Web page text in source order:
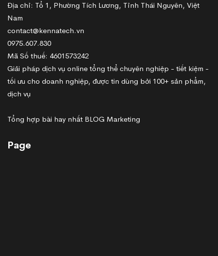
Địa chỉ: Tổ 1, Phường Tích Lương, Tỉnh Thái Nguyên, Việt
Nam
contact@kennatech.vn
0975.607.830
Mã Số thuế: 4601573242
Giải pháp dịch vụ online tổng thể chuyên nghiệp - tiết kiệm -
tối ưu cho doanh nghiệp, được tin dùng bởi 100+ sản phẩm,
dịch vụ
Tổng hợp bài hay nhất BLOG Marketing
Page